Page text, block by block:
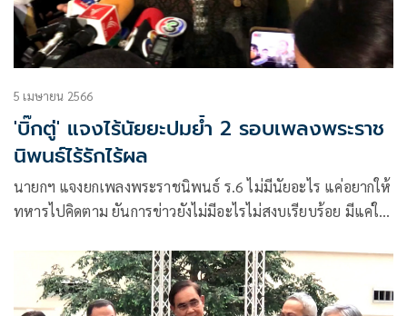
5 เมษายน 2566
'บิ๊กตู่' แจงไร้นัยยะปมย้ำ 2 รอบเพลงพระราช
นิพนธ์ไร้รักไร้ผล
นายกฯ แจงยกเพลงพระราชนิพนธ์ ร.6 ไม่มีนัยอะไร แค่อยากให้
ทหารไปคิดตาม ยันการข่าวยังไม่มีอะไรไม่สงบเรียบร้อย มีแค่ใช้